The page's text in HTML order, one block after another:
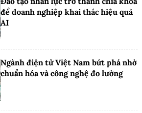
để doanh nghiệp khai thác hiệu quả
AI
Ngành điện tử Việt Nam bứt phá nhờ
chuẩn hóa và công nghệ đo lường